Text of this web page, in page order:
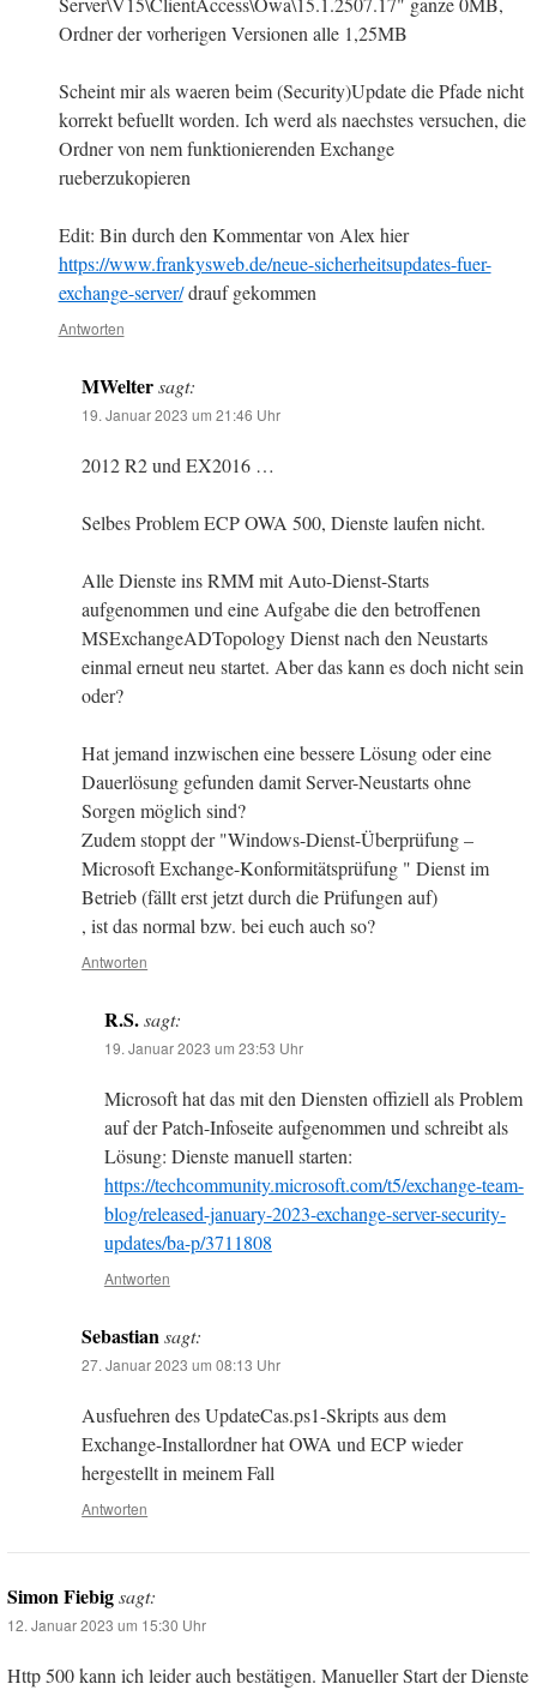
Ordner der vorherigen Versionen alle 1,25MB
Scheint mir als waeren beim (Security)Update die Pfade nicht
korrekt befuellt worden. Ich werd als naechstes versuchen, die
Ordner von nem funktionierenden Exchange
rueberzukopieren
Edit: Bin durch den Kommentar von Alex hier
https://www.frankysweb.de/neue-sicherheitsupdates-fuer-
exchange-server/drauf gekommen
Antworten
MWeltersagt:
19. Januar 2023 um 21:46 Uhr
2012 R2 und EX2016 …
Selbes Problem ECP OWA 500, Dienste laufen nicht.
Alle Dienste ins RMM mit Auto-Dienst-Starts
aufgenommen und eine Aufgabe die den betroffenen
MSExchangeADTopology Dienst nach den Neustarts
einmal erneut neu startet. Aber das kann es doch nicht sein
oder?
Hat jemand inzwischen eine bessere Lösung oder eine
Dauerlösung gefunden damit Server-Neustarts ohne
Sorgen möglich sind?
Zudem stoppt der "Windows-Dienst-Überprüfung –
Microsoft Exchange-Konformitätsprüfung " Dienst im
Betrieb (fällt erst jetzt durch die Prüfungen auf)
, ist das normal bzw. bei euch auch so?
Antworten
R.S.sagt:
19. Januar 2023 um 23:53 Uhr
Microsoft hat das mit den Diensten offiziell als Problem
auf der Patch-Infoseite aufgenommen und schreibt als
Lösung: Dienste manuell starten:
https://techcommunity.microsoft.com/t5/exchange-team-
blog/released-january-2023-exchange-server-security-
updates/ba-p/3711808
Antworten
Sebastiansagt:
27. Januar 2023 um 08:13 Uhr
Ausfuehren des UpdateCas.ps1-Skripts aus dem
Exchange-Installordner hat OWA und ECP wieder
hergestellt in meinem Fall
Antworten
Simon Fiebigsagt:
12. Januar 2023 um 15:30 Uhr
Http 500 kann ich leider auch bestätigen. Manueller Start der Dienste